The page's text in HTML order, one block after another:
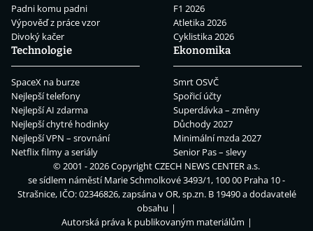
Padni komu padni
Výpověď z práce vzor
Divoký kačer
F1 2026
Atletika 2026
Cyklistika 2026
Technologie
SpaceX na burze
Nejlepší telefony
Nejlepší AI zdarma
Nejlepší chytré hodinky
Nejlepší VPN – srovnání
Netflix filmy a seriály
Ekonomika
Smrt OSVČ
Spořicí účty
Superdávka – změny
Důchody 2027
Minimální mzda 2027
Senior Pas – slevy
© 2001 - 2026 CopyrightCZECH NEWS CENTER a.s.
se sídlem náměstí Marie Schmolkové 3493/1, 100 00 Praha 10 -
Strašnice, IČO: 02346826, zapsána v OR, sp.zn. B 19490 a dodavatelé
obsahu
Autorská práva k publikovaným materiálům